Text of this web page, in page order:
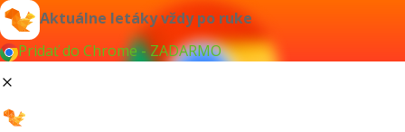
Aktuálne letáky vždy po ruke
Pridať do Chrome - ZADARMO